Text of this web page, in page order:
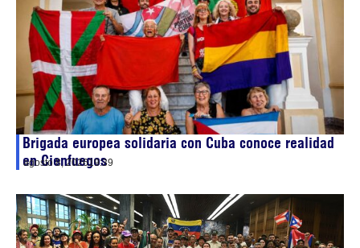
Brigada europea solidaria con Cuba conoce realidad
en Cienfuegos
agosto 8, 202619:39